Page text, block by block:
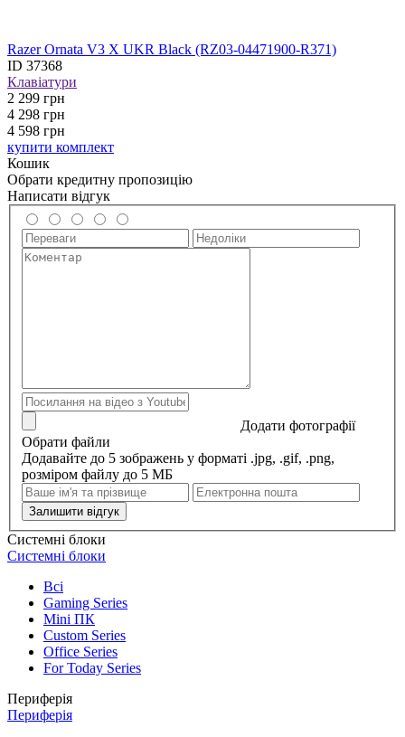
Razer Ornata V3 X UKR Black (RZ03-04471900-R371)
ID 37368
Клавіатури
2 299 грн
4 298 грн
4 598 грн
купити комплект
Кошик
Обрати кредитну пропозицію
Написати відгук
Додати фотографії
Обрати файли
Додавайте до 5 зображень у форматі .jpg, .gif, .png,
розміром файлу до 5 МБ
Залишити відгук
Системні блоки
Системні блоки
Всі
Gaming Series
Mini ПК
Custom Series
Office Series
For Today Series
Периферія
Периферія